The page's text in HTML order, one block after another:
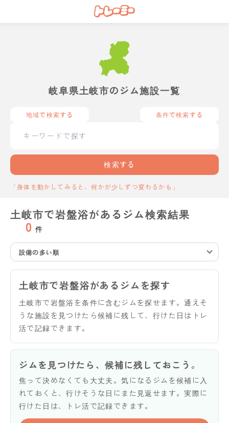
岐阜県土岐市のジム施設一覧
地域で検索する 条件で検索する
検索する
「身体を動かしてみると、何かが少しずつ変わるかも」
土岐市で岩盤浴があるジム検索結果
0 件
設備の多い順
土岐市で岩盤浴があるジムを探す
土岐市で岩盤浴を条件に含むジムを探せます。通えそ
うな施設を見つけたら候補に残して、行けた日はトレ
活で記録できます。
ジムを見つけたら、候補に残しておこう。
焦って決めなくても大丈夫。気になるジムを候補に入
れておくと、行けそうな日にまた見返せます。実際に
行けた日は、トレ活で記録できます。